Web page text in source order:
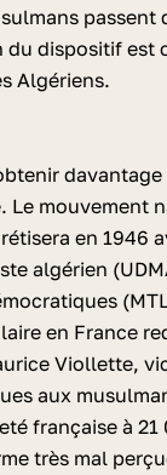
du dispositif est
Algériens.
Le mouvement
en 1946
algérien
en France
Viollette,
aux
française à
très mal